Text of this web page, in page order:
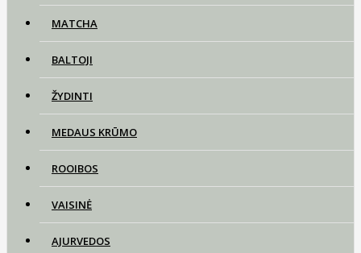
MATCHA
BALTOJI
ŽYDINTI
MEDAUS KRŪMO
ROOIBOS
VAISINĖ
AJURVEDOS